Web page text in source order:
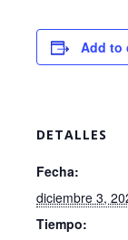
Add to
DETALLES
Fecha:
diciembre 3,
Tiempo: